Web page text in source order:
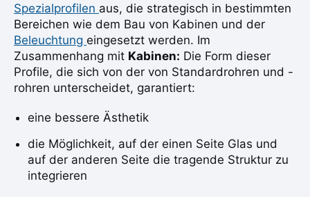
Spezialprofilen aus, die strategisch in bestimmten
Bereichen wie dem Bau von Kabinen und der
Beleuchtung eingesetzt werden. Im
Zusammenhang mit Kabinen: Die Form dieser
Profile, die sich von der von Standardrohren und -
rohren unterscheidet, garantiert:
eine bessere Ästhetik
die Möglichkeit, auf der einen Seite Glas und
auf der anderen Seite die tragende Struktur zu
integrieren